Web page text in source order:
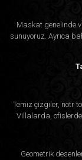
Maskat genelinde
sunuyoruz. Ayrıca
Temiz çizgiler, nötr
Villalarda,
Geometrik